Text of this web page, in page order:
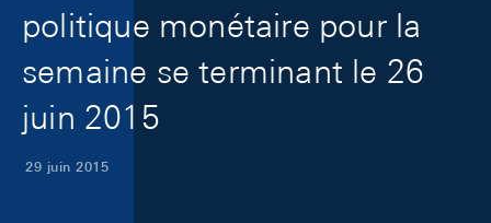
politique monétaire pour la
semaine se terminant le 26
juin 2015
29 juin 2015